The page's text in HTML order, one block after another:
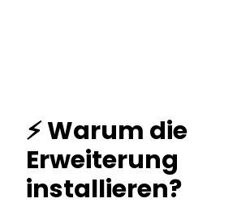
⚡ Warum die
Erweiterung
installieren?